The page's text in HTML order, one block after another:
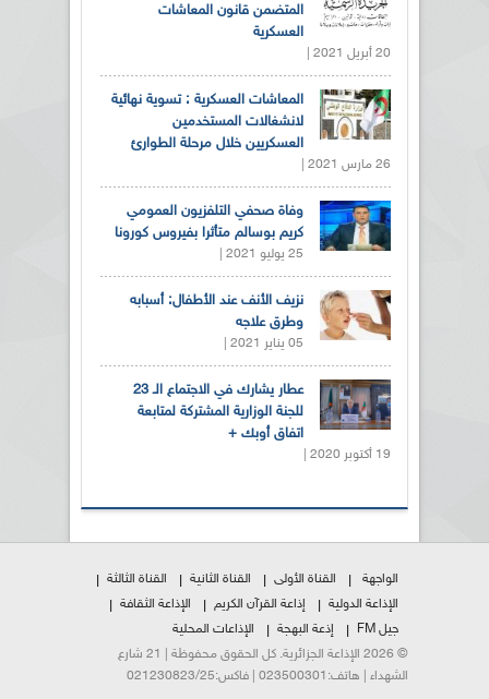
المتضمن قانون المعاشات
العسكرية
20 أبريل 2021 |
المعاشات العسكرية : تسوية نهائية
لانشغالات المستخدمين
العسكريين خلال مرحلة الطوارئ
26 مارس 2021 |
وفاة صحفي التلفزيون العمومي
كريم بوسالم متأثرا بفيروس كورونا
25 يوليو 2021 |
نزيف الأنف عند الأطفال: أسبابه
وطرق علاجه
05 يناير 2021 |
عطار يشارك في الاجتماع الـ 23
للجنة الوزارية المشتركة لمتابعة
اتفاق أوبك +
19 أكتوبر 2020 |
الواجهة القناة الأولى القناة الثانية
القناة الثالثة
الإذاعة الدولية
إذاعة القرآن الكريم
الإذاعة الثقافة
جيل FM
إذعة البهجة
الإذاعات المحلية
© 2026 الإذاعة الجزائرية. كل الحقوق محفوظة | 21 شارع
الشهداء | هاتف:023500301 | فاكس:021230823/25